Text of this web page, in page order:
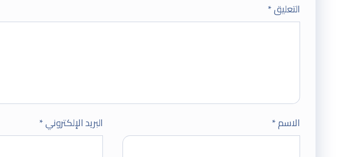
التعليق*
الاسم* البريد الإلكتروني*